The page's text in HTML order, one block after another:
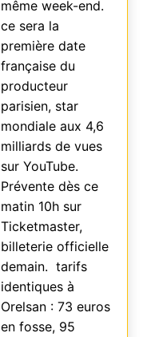
même week-end.
ce sera la
première date
française du
producteur
parisien, star
mondiale aux 4,6
milliards de vues
sur YouTube.
Prévente dès ce
matin 10h sur
Ticketmaster,
billeterie officielle
demain. tarifs
identiques à
Orelsan : 73 euros
en fosse, 95